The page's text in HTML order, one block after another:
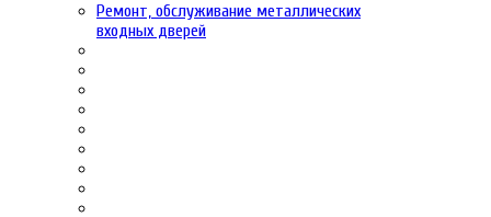
Ремонт, обслуживание металлических
входных дверей